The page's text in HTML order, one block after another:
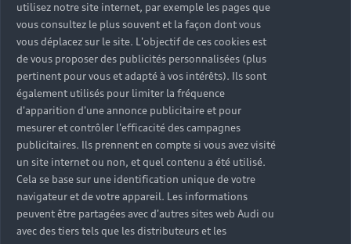
utilisez notre site internet, par exemple les pages que
vous consultez le plus souvent et la façon dont vous
vous déplacez sur le site. L'objectif de ces cookies est
de vous proposer des publicités personnalisées (plus
pertinent pour vous et adapté à vos intérêts). Ils sont
également utilisés pour limiter la fréquence
d'apparition d'une annonce publicitaire et pour
mesurer et contrôler l'efficacité des campagnes
publicitaires. Ils prennent en compte si vous avez visité
un site internet ou non, et quel contenu a été utilisé.
Cela se base sur une identification unique de votre
navigateur et de votre appareil. Les informations
peuvent être partagées avec d'autres sites web Audi ou
avec des tiers tels que les distributeurs et les